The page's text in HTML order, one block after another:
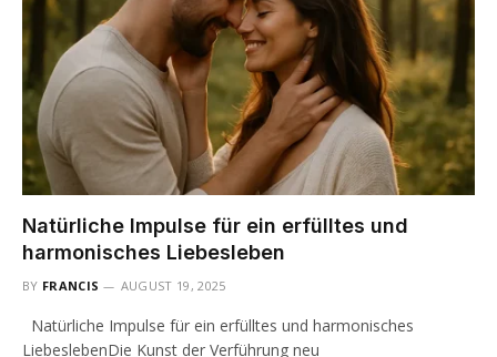
Natürliche Impulse für ein erfülltes und
harmonisches Liebesleben
BY FRANCIS AUGUST 19, 2025
Natürliche Impulse für ein erfülltes und harmonisches
LiebeslebenDie Kunst der Verführung neu